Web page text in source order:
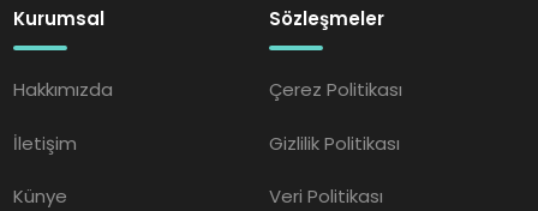
Kurumsal
Hakkımızda
İletişim
Künye
Sözleşmeler
Çerez Politikası
Gizlilik Politikası
Veri Politikası